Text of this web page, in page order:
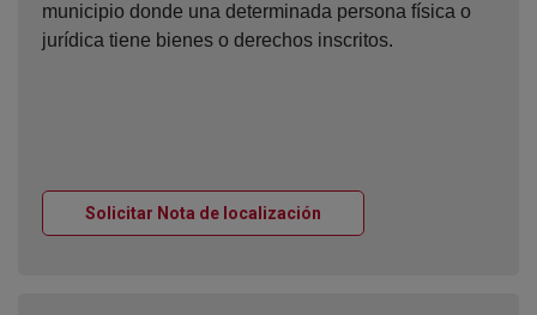
municipio donde una determinada persona física o
jurídica tiene bienes o derechos inscritos.
Solicitar Nota de localización